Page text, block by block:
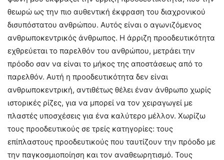
θεωρώ ως την πιο αυθεντική έκφραση του διαχρονικού
δισυπόστατου ανθρώπου. Αυτός είναι ο αγωνιζόμενος
ανθρωποκεντρικός άνθρωπος. Η άρριζη προοδευτικότητα
εχθρεύεται το παρελθόν του ανθρώπου, μετράει την
πρόοδο σαν να είναι το μήκος της αποστάσεως από το
παρελθόν. Αυτή η προοδευτικότητα δεν είναι
ανθρωποκεντρική, αντιθέτως θέλει έναν άνθρωπο χωρίς
ιστορικές ρίζες, για να μπορεί να τον χειραγωγεί με
πλαστές υποσχέσεις για ένα καλύτερο μέλλον. Χωρίζω
τους προοδευτικούς σε τρείς κατηγορίες: τους
επίπλαστους προοδευτικούς που ταυτίζουν την πρόοδο με
την παγκοσμιοποίηση και τον αναθεωρητισμό. Τους